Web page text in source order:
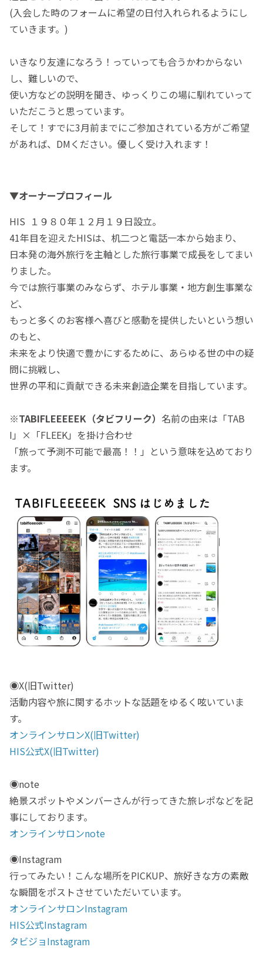
(入会した時のフォームに希望の日付入れられるようにし
ていきます。)
いきなり友達になろう！っていっても合うかわからない
し、難しいので、
使い方などの説明を聞き、ゆっくりこの場に馴れていって
いただこうと思っています。
そして！すでに3月前までにご参加されている方がご希望
があれば、DMください。優しく受け入れます！
▼オーナープロフィール
HIS １９８０年１２月１９日設立。
41年目を迎えたHISは、机二つと電話一本から始まり、
日本発の海外旅行を主軸とした旅行事業で成長をしてまい
りました。
今では旅行事業のみならず、ホテル事業・地方創生事業な
ど、
もっと多くのお客様へ喜びと感動を提供したいという想い
のもと、
未来をより快適で豊かにするために、あらゆる世の中の疑
問に挑戦し、
世界の平和に貢献できる未来創造企業を目指しています。
※TABIFLEEEEEK（タビフリーク） 名前の由来は「TAB
I」×「FLEEK」を掛け合わせ
「旅って予測不可能で最高！！」という意味を込めており
ます。
◉X(旧Twitter)
活動内容や旅に関するホットな話題をゆるく呟いていま
す。
オンラインサロンX(旧Twitter)
HIS公式X(旧Twitter)
◉note
絶景スポットやメンバーさんが行ってきた旅レポなどを記
事にしております。
オンラインサロンnote
◉Instagram
行ってみたい！こんな場所をPICKUP、旅好きな方の素敵
な瞬間をポストさせていただいています。
オンラインサロンInstagram
HIS公式Instagram
タビジョInstagram